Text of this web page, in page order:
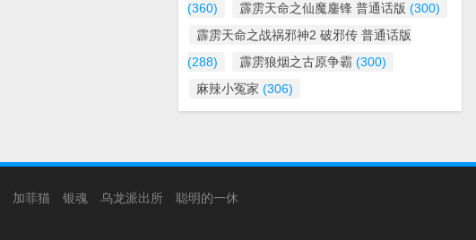
(360)
霹雳天命之仙魔鏖锋 普通话版 (300)
霹雳天命之战祸邪神2 破邪传 普通话版
(288)
霹雳狼烟之古原争霸 (300)
麻辣小冤家 (306)
加菲猫 银魂 乌龙派出所 聪明的一休